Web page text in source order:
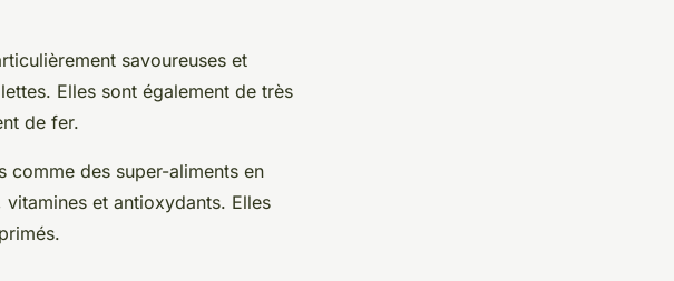
savoureuses et
Elles sont également de très
de fer.
comme des super-aliments en
et antioxydants. Elles